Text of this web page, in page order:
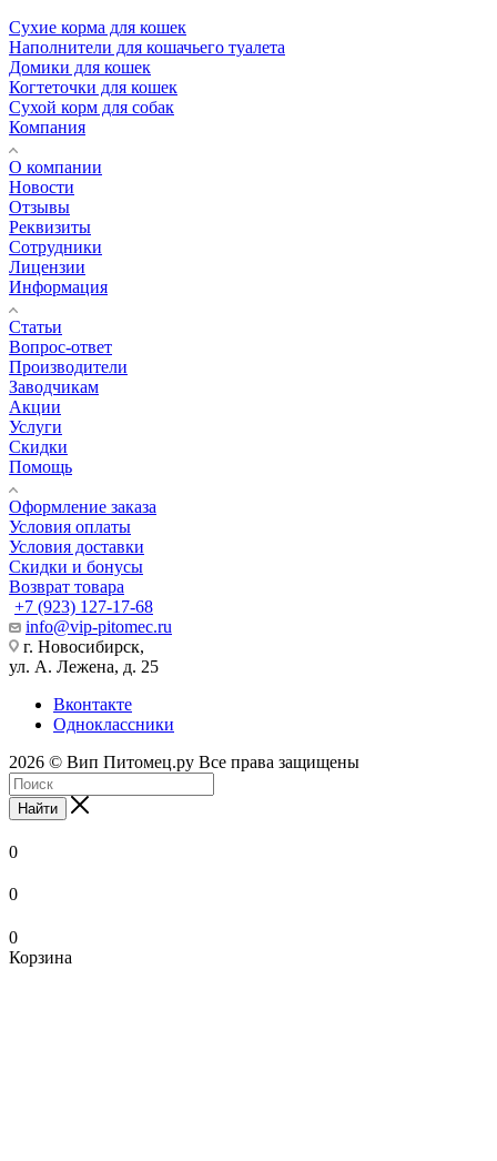
Сухие корма для кошек
Наполнители для кошачьего туалета
Домики для кошек
Когтеточки для кошек
Сухой корм для собак
Компания
О компании
Новости
Отзывы
Реквизиты
Сотрудники
Лицензии
Информация
Статьи
Вопрос-ответ
Производители
Заводчикам
Акции
Услуги
Скидки
Помощь
Оформление заказа
Условия оплаты
Условия доставки
Скидки и бонусы
Возврат товара
+7 (923) 127-17-68
info@vip-pitomec.ru
г. Новосибирск,
ул. А. Лежена, д. 25
Вконтакте
Одноклассники
2026 © Вип Питомец.ру Все права защищены
Найти
0
0
0
Корзина